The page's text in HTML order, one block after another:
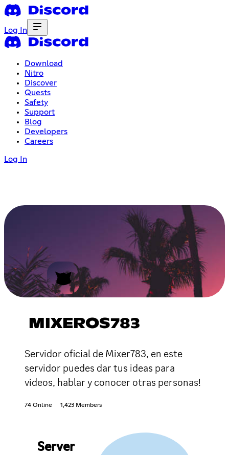
Log In
Download
Nitro
Discover
Quests
Safety
Support
Blog
Developers
Careers
Log In
MIXEROS783
Servidor oficial de Mixer783, en este
servidor puedes dar tus ideas para
videos, hablar y conocer otras personas!
74 Online 1,423 Members
Server